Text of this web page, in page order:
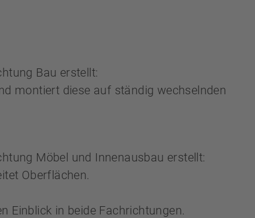
Bau erstellt:
montiert diese auf ständig wechselnden
Möbel und Innenausbau erstellt:
Oberflächen.
Einblick in beide Fachrichtungen.